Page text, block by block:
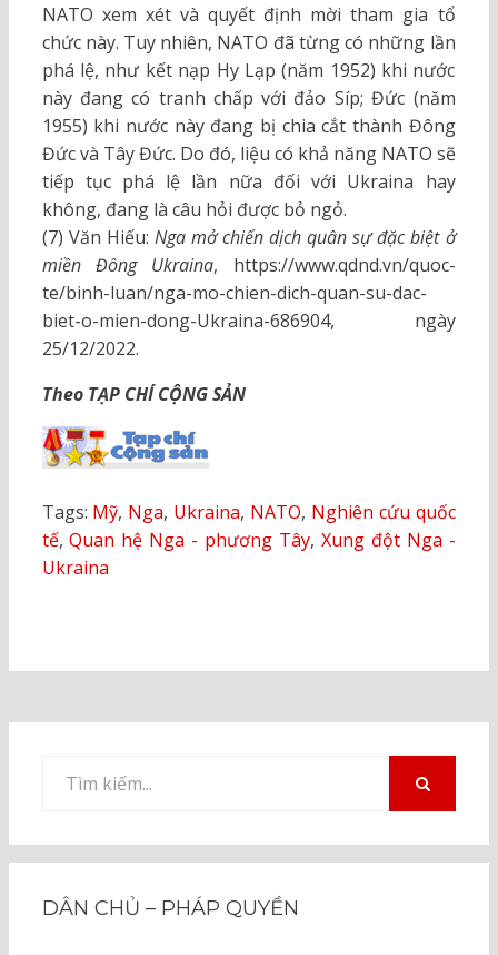
NATO xem xét và quyết định mời tham gia tổ
chức này. Tuy nhiên, NATO đã từng có những lần
phá lệ, như kết nạp Hy Lạp (năm 1952) khi nước
này đang có tranh chấp với đảo Síp; Đức (năm
1955) khi nước này đang bị chia cắt thành Đông
Đức và Tây Đức. Do đó, liệu có khả năng NATO sẽ
tiếp tục phá lệ lần nữa đối với Ukraina hay
không, đang là câu hỏi được bỏ ngỏ.
(7) Văn Hiếu: Nga mở chiến dịch quân sự đặc biệt ở
miền Đông Ukraina, https://www.qdnd.vn/quoc-
te/binh-luan/nga-mo-chien-dich-quan-su-dac-
biet-o-mien-dong-Ukraina-686904, ngày
25/12/2022.
Theo TẠP CHÍ CỘNG SẢN
Tags: Mỹ, Nga, Ukraina, NATO, Nghiên cứu quốc
tế,Quan hệ Nga - phương Tây, Xung đột Nga -
Ukraina
kiếm
DÂN CHỦ – PHÁP QUYỀN